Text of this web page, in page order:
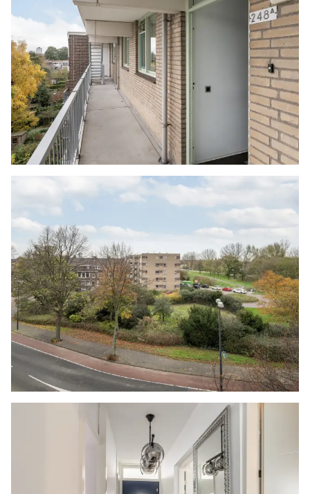
Notariskeuze en kosten
In principe ligt de notariskeuze bij de koper. Het
doorhalen van de hypothecaire inschrijving in
het kadaster moet door de verkoper betaald
worden. Zijn de kosten voor deze doorhaling
hoger dan € 400,- inclusief BTW dan wordt het
meerdere bij de koper in rekening gebracht.
Indien de koper een notaris kiest buiten een
straal van 20 kilometer van de verkochte
onroerende zaak dan zijn de eventuele kosten
die de notaris berekent voor een eventuele
verkoopvolmacht en legalisatie hiervan ten
behoeve van de verkoper voor rekening van de
koper.
Zelfbewoningsplicht
Koper is bekend met de zelfbewoningsplicht
welke vanaf 01-01-2023 binnen de gemeente
Vlaardingen van kracht is. De verkopend
makelaar heeft koper doorverwezen naar de
gemeente Vlaardingen omtrent de
desbetreffende regelgeving. Verkoper noch
verkopend makelaar aanvaarden geen enkele
aansprakelijkheid voor geleden schade wegens
het niet juist naleven van deze
zelfbewoningsplicht.